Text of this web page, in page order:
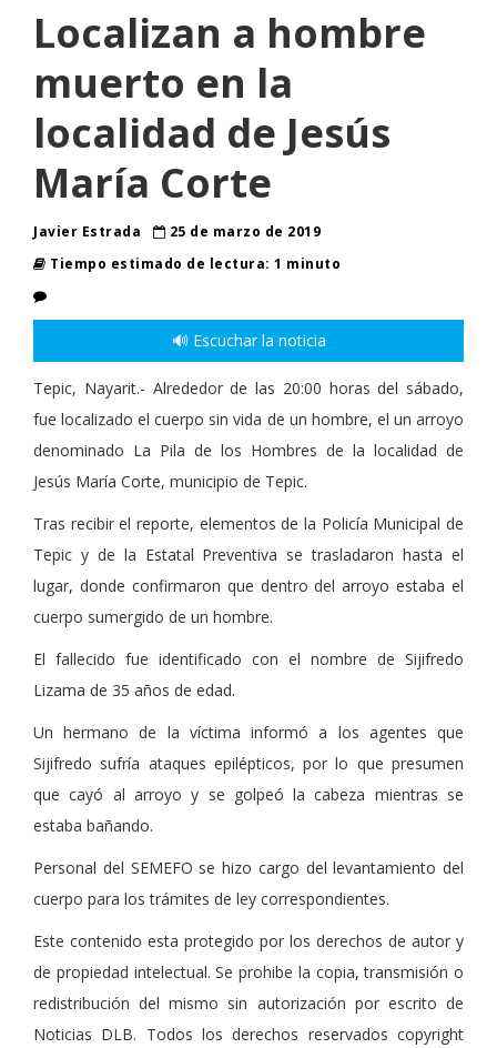
Localizan a hombre
muerto en la
localidad de Jesús
María Corte
Javier Estrada
25 de marzo de 2019
Tiempo estimado de lectura: 1 minuto
🔊 Escuchar la noticia
Tepic, Nayarit.- Alrededor de las 20:00 horas del sábado,
fue localizado el cuerpo sin vida de un hombre, el un arroyo
denominado La Pila de los Hombres de la localidad de
Jesús María Corte, municipio de Tepic.
Tras recibir el reporte, elementos de la Policía Municipal de
Tepic y de la Estatal Preventiva se trasladaron hasta el
lugar, donde confirmaron que dentro del arroyo estaba el
cuerpo sumergido de un hombre.
El fallecido fue identificado con el nombre de Sijifredo
Lizama de 35 años de edad.
Un hermano de la víctima informó a los agentes que
Sijifredo sufría ataques epilépticos, por lo que presumen
que cayó al arroyo y se golpeó la cabeza mientras se
estaba bañando.
Personal del SEMEFO se hizo cargo del levantamiento del
cuerpo para los trámites de ley correspondientes.
Este contenido esta protegido por los derechos de autor y
de propiedad intelectual. Se prohibe la copia, transmisión o
redistribución del mismo sin autorización por escrito de
Noticias DLB. Todos los derechos reservados copyright